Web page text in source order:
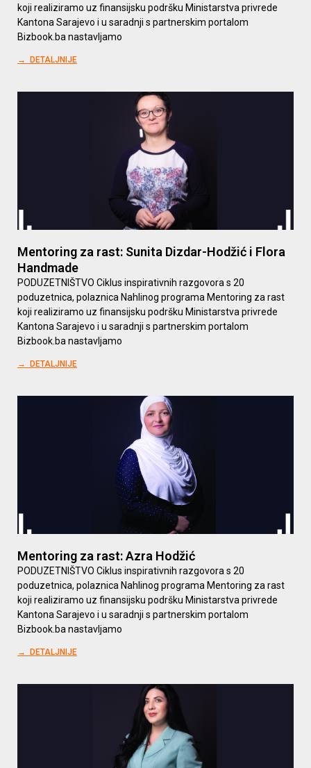
koji realiziramo uz finansijsku podršku Ministarstva privrede
Kantona Sarajevo i u saradnji s partnerskim portalom
Bizbook.ba nastavljamo
→ DETALJNIJE
Mentoring za rast: Sunita Dizdar-Hodžić i Flora
Handmade
PODUZETNIŠTVO Ciklus inspirativnih razgovora s 20
poduzetnica, polaznica Nahlinog programa Mentoring za rast
koji realiziramo uz finansijsku podršku Ministarstva privrede
Kantona Sarajevo i u saradnji s partnerskim portalom
Bizbook.ba nastavljamo
→ DETALJNIJE
Mentoring za rast: Azra Hodžić
PODUZETNIŠTVO Ciklus inspirativnih razgovora s 20
poduzetnica, polaznica Nahlinog programa Mentoring za rast
koji realiziramo uz finansijsku podršku Ministarstva privrede
Kantona Sarajevo i u saradnji s partnerskim portalom
Bizbook.ba nastavljamo
→ DETALJNIJE